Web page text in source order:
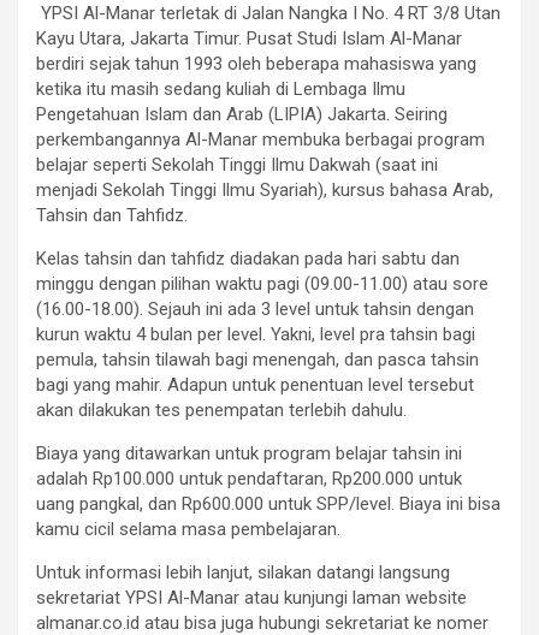
YPSI Al-Manar terletak di Jalan Nangka I No. 4 RT 3/8 Utan
Kayu Utara, Jakarta Timur. Pusat Studi Islam Al-Manar
berdiri sejak tahun 1993 oleh beberapa mahasiswa yang
ketika itu masih sedang kuliah di Lembaga Ilmu
Pengetahuan Islam dan Arab (LIPIA) Jakarta. Seiring
perkembangannya Al-Manar membuka berbagai program
belajar seperti Sekolah Tinggi Ilmu Dakwah (saat ini
menjadi Sekolah Tinggi Ilmu Syariah), kursus bahasa Arab,
Tahsin dan Tahfidz.
Kelas tahsin dan tahfidz diadakan pada hari sabtu dan
minggu dengan pilihan waktu pagi (09.00-11.00) atau sore
(16.00-18.00). Sejauh ini ada 3 level untuk tahsin dengan
kurun waktu 4 bulan per level. Yakni, level pra tahsin bagi
pemula, tahsin tilawah bagi menengah, dan pasca tahsin
bagi yang mahir. Adapun untuk penentuan level tersebut
akan dilakukan tes penempatan terlebih dahulu.
Biaya yang ditawarkan untuk program belajar tahsin ini
adalah Rp100.000 untuk pendaftaran, Rp200.000 untuk
uang pangkal, dan Rp600.000 untuk SPP/level. Biaya ini bisa
kamu cicil selama masa pembelajaran.
Untuk informasi lebih lanjut, silakan datangi langsung
sekretariat YPSI Al-Manar atau kunjungi laman website
almanar.co.id atau bisa juga hubungi sekretariat ke nomer